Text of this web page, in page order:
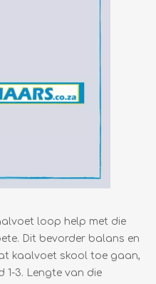
loop help met die
Dit bevorder balans en
kaalvoet skool toe gaan,
1-3. Lengte van die